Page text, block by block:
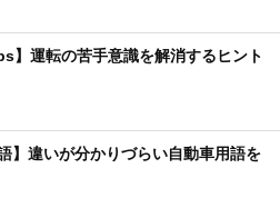
】運転の苦手意識を解消するヒント
】違いが分かりづらい自動車用語を